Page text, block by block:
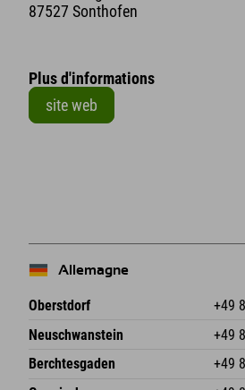
87527 Sonthofen
Plus d'informations
site web
Allemagne
Oberstdorf +49
An der Breitach 3
Allemagne
Neuschwanstein +49
An der Riese 45
87484 Nesselwang im Allgäu
Berchtesgaden +49